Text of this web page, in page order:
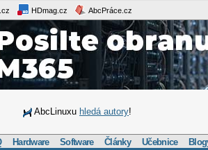
HDmag.cz AbcPráce.cz
AbcLinuxu hledá autory!
Hardware Software Články Učebnice